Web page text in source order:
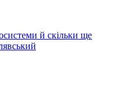
й скільки ще